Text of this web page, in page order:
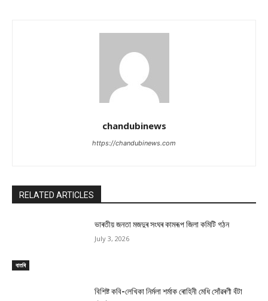
chandubinews
https://chandubinews.com
RELATED ARTICLES
বাতৰি
ভাৰতীয় জনতা মজদুৰ সংঘৰ কামৰূপ জিলা কমিটি গঠন
July 3, 2026
বিশিষ্ট কবি-লেখিকা নিৰ্মলা শৰ্মাক ৰোহিনী মেধি সোঁৱৰণী বঁটা